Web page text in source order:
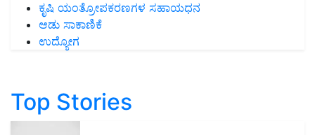
ಕೃಷಿ ಯಂತ್ರೋಪಕರಣಗಳ ಸಹಾಯಧನ
ಆಡು ಸಾಕಾಣಿಕೆ
ಉದ್ಯೋಗ
Top Stories